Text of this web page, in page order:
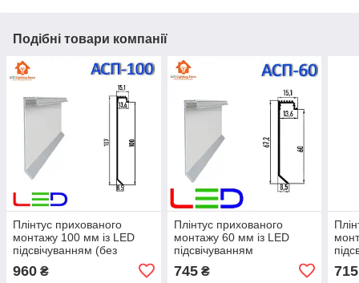
Подібні товари компанії
Плінтус прихованого
монтажу 100 мм із LED
підсвічуванням (без
960 ₴
Плінтус прихованого
монтажу 60 мм із LED
підсвічуванням
(порошкове фарбування
RAL) 2600мм.
745₴ 715